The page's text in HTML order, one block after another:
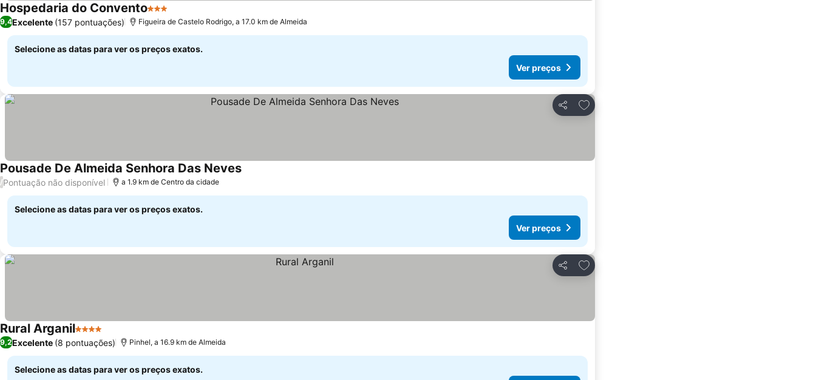
Hospedaria do Convento3 Estrelas
9,4Excelente (157 pontuações) Figueira de Castelo Rodrigo, a 17.0 km de Almeida
Selecione as datas para ver os preços exatos.
Ver preços
Partilhar
Adicionar aos favoritos
Pousade De Almeida Senhora Das Neves
/Pontuação não disponível a 1.9 km de Centro da cidade
Selecione as datas para ver os preços exatos.
Ver preços
Partilhar
Adicionar aos favoritos
Rural Arganil4 Estrelas
9,2Excelente (8 pontuações) Pinhel, a 16.9 km de Almeida
Selecione as datas para ver os preços exatos.